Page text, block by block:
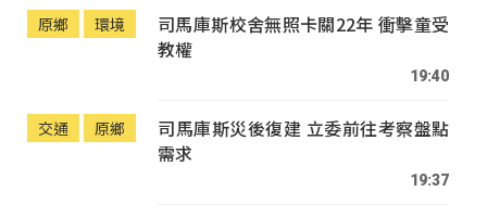
原鄉 環境
司馬庫斯校舍無照卡關22年 衝擊童受
教權
19:40
交通 原鄉
司馬庫斯災後復建 立委前往考察盤點
需求
19:37